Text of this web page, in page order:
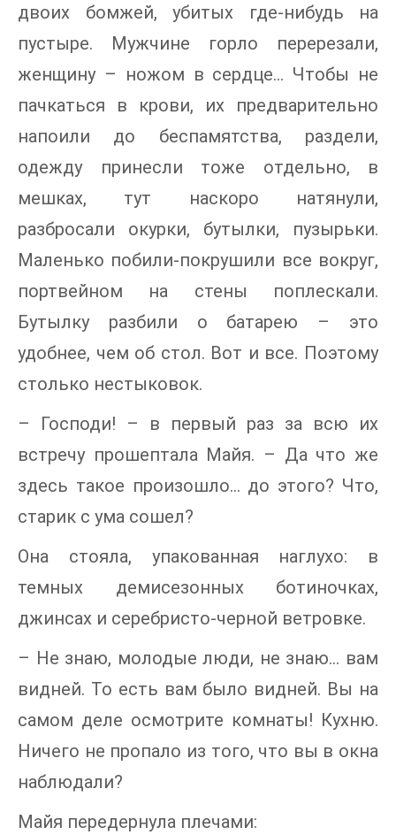
двоих бомжей, убитых где-нибудь на
пустыре. Мужчине горло перерезали,
женщину – ножом в сердце… Чтобы не
пачкаться в крови, их предварительно
напоили до беспамятства, раздели,
одежду принесли тоже отдельно, в
мешках, тут наскоро натянули,
разбросали окурки, бутылки, пузырьки.
Маленько побили-покрушили все вокруг,
портвейном на стены поплескали.
Бутылку разбили о батарею – это
удобнее, чем об стол. Вот и все. Поэтому
столько нестыковок.
– Господи! – в первый раз за всю их
встречу прошептала Майя. – Да что же
здесь такое произошло… до этого? Что,
старик с ума сошел?
Она стояла, упакованная наглухо: в
темных демисезонных ботиночках,
джинсах и серебристо-черной ветровке.
– Не знаю, молодые люди, не знаю… вам
видней. То есть вам было видней. Вы на
самом деле осмотрите комнаты! Кухню.
Ничего не пропало из того, что вы в окна
наблюдали?
Майя передернула плечами: